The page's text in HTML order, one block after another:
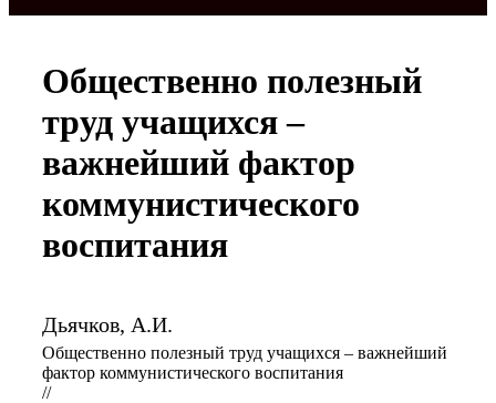
Общественно полезный
труд учащихся –
важнейший фактор
коммунистического
воспитания
Дьячков, А.И.
Общественно полезный труд учащихся – важнейший
фактор коммунистического воспитания
//